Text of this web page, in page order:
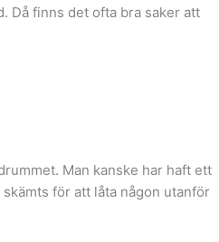
Då finns det ofta bra saker att
Man kanske har haft ett
för att låta någon utanför